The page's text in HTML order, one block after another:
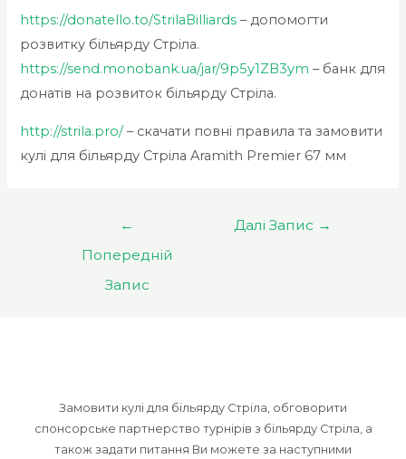
https://donatello.to/StrilaBilliards – допомогти
розвитку більярду Стріла.
https://send.monobank.ua/jar/9p5y1ZB3ym – банк для
донатів на розвиток більярду Стріла.
http://strila.pro/– скачати повні правила та замовити
кулі для більярду Стріла Aramith Premier 67 мм
←
Попередній
Запис
Далі Запис →
Замовити кулі для більярду Стріла, обговорити
спонсорське партнерство турнірів з більярду Стріла, а
також задати питання Ви можете за наступними